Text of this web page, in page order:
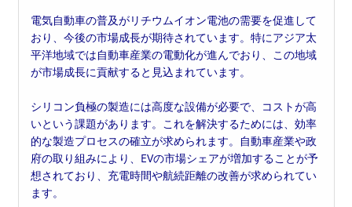
電気自動車の普及がリチウムイオン電池の需要を促進して
おり、今後の市場成長が期待されています。特にアジア太
平洋地域では自動車産業の電動化が進んでおり、この地域
が市場成長に貢献すると見込まれています。
シリコン負極の製造には高度な設備が必要で、コストが高
いという課題があります。これを解決するためには、効率
的な製造プロセスの確立が求められます。自動車産業や政
府の取り組みにより、EVの市場シェアが増加することが予
想されており、充電時間や航続距離の改善が求められてい
ます。